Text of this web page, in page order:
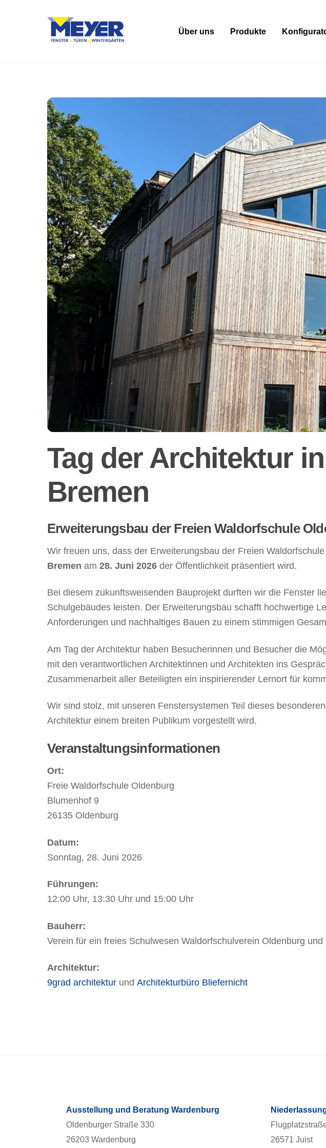
Über uns Produkte
Tag der Architektur
Bremen
Erweiterungsbau der Freien Waldorfschule
Wir freuen uns, dass der Erweiterungsbau der Freien
Bremen am 28. Juni 2026 der Öffentlichkeit präsentiert wird.
Bei diesem zukunftsweisenden Bauprojekt durften wir die Fenster
Schulgebäudes leisten. Der Erweiterungsbau schafft hochwertige
Anforderungen und nachhaltiges Bauen zu einem stimmigen
Am Tag der Architektur haben Besucherinnen und Besucher die
mit den verantwortlichen Architektinnen und Architekten ins
Zusammenarbeit aller Beteiligten ein inspirierender Lernort für
Wir sind stolz, mit unseren Fenstersystemen Teil dieses
Architektur einem breiten Publikum vorgestellt wird.
Veranstaltungsinformationen
Ort:
Freie Waldorfschule Oldenburg
Blumenhof 9
26135 Oldenburg
Datum:
Sonntag, 28. Juni 2026
Führungen:
12:00 Uhr, 13:30 Uhr und 15:00 Uhr
Bauherr:
Verein für ein freies Schulwesen Waldorfschulverein Oldenburg und
Architektur:
9grad architektur und Architekturbüro Bliefernicht
Ausstellung und Beratung Wardenburg
Oldenburger Straße 330
26203 Wardenburg
26571 Juist